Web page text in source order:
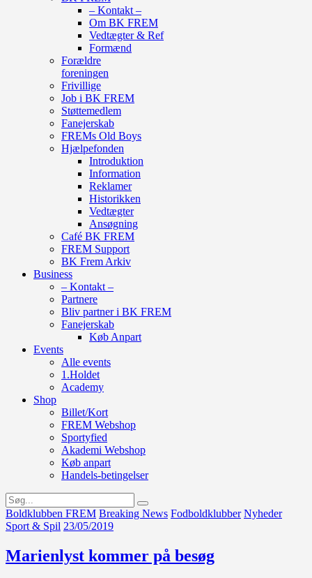
– Kontakt –
Om BK FREM
Vedtægter & Ref
Formænd
Forældre
foreningen
Frivillige
Job i BK FREM
Støttemedlem
Fanejerskab
FREMs Old Boys
Hjælpefonden
Introduktion
Information
Reklamer
Historikken
Vedtægter
Ansøgning
Café BK FREM
FREM Support
BK Frem Arkiv
Business
– Kontakt –
Partnere
Bliv partner i BK FREM
Fanejerskab
Køb Anpart
Events
Alle events
1.Holdet
Academy
Shop
Billet/Kort
FREM Webshop
Sportyfied
Akademi Webshop
Køb anpart
Handels-betingelser
Boldklubben FREM Breaking News Fodboldklubber Nyheder
Sport & Spil 23/05/2019
Marienlyst kommer på besøg